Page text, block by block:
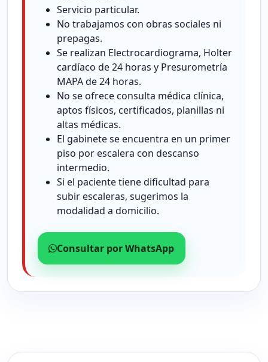
Servicio particular.
No trabajamos con obras sociales ni
prepagas.
Se realizan Electrocardiograma, Holter
cardíaco de 24 horas y Presurometría
MAPA de 24 horas.
No se ofrece consulta médica clínica,
aptos físicos, certificados, planillas ni
altas médicas.
El gabinete se encuentra en un primer
piso por escalera con descanso
intermedio.
Si el paciente tiene dificultad para
subir escaleras, sugerimos la
modalidad a domicilio.
Consultar por WhatsApp